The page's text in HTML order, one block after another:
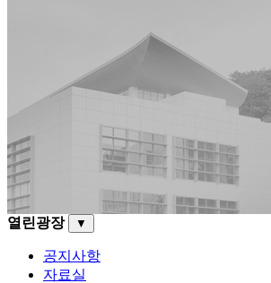
열린광장 ▼
공지사항
자료실